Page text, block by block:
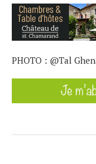
PHOTO : @Tal